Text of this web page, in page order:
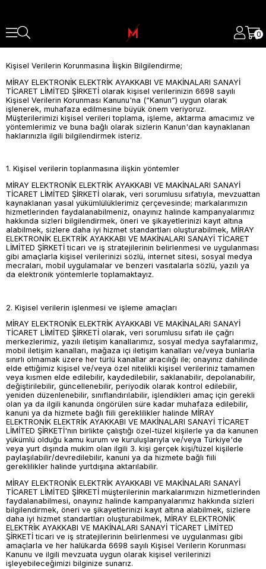
0
Kişisel Verilerin Korunmasına İlişkin Bilgilendirme;
MİRAY ELEKTRONİK ELEKTRİK AYAKKABI VE MAKİNALARI SANAYİ
TİCARET LİMİTED ŞİRKETİ olarak kişisel verilerinizin 6698 sayılı
Kişisel Verilerin Korunması Kanunu'na (“Kanun”) uygun olarak
işlenerek, muhafaza edilmesine büyük önem veriyoruz.
Müşterilerimizi kişisel verileri toplama, işleme, aktarma amacımız ve
yöntemlerimiz ve buna bağlı olarak sizlerin Kanun'dan kaynaklanan
haklarınızla ilgili bilgilendirmek isteriz.
1. Kişisel verilerin toplanmasına ilişkin yöntemler
MİRAY ELEKTRONİK ELEKTRİK AYAKKABI VE MAKİNALARI SANAYİ
TİCARET LİMİTED ŞİRKETİ olarak, veri sorumlusu sıfatıyla, mevzuattan
kaynaklanan yasal yükümlülüklerimiz çerçevesinde; markalarımızın
hizmetlerinden faydalanabilmeniz, onayınız halinde kampanyalarımız
hakkında sizleri bilgilendirmek, öneri ve şikayetlerinizi kayıt altına
alabilmek, sizlere daha iyi hizmet standartları oluşturabilmek, MİRAY
ELEKTRONİK ELEKTRİK AYAKKABI VE MAKİNALARI SANAYİ TİCARET
LİMİTED ŞİRKETİ ticari ve iş stratejilerinin belirlenmesi ve uygulanması
gibi amaçlarla kişisel verilerinizi sözlü, internet sitesi, sosyal medya
mecraları, mobil uygulamalar ve benzeri vasıtalarla sözlü, yazılı ya
da elektronik yöntemlerle toplamaktayız.
2. Kişisel verilerin işlenmesi ve işleme amaçları
MİRAY ELEKTRONİK ELEKTRİK AYAKKABI VE MAKİNALARI SANAYİ
TİCARET LİMİTED ŞİRKETİ olarak, veri sorumlusu sıfatı ile çağrı
merkezlerimiz, yazılı iletişim kanallarımız, sosyal medya sayfalarımız,
mobil iletişim kanalları, mağaza içi iletişim kanalları ve/veya bunlarla
sınırlı olmamak üzere her türlü kanallar aracılığı ile; onayınız dahilinde
elde ettiğimiz kişisel ve/veya özel nitelikli kişisel verileriniz tamamen
veya kısmen elde edilebilir, kaydedilebilir, saklanabilir, depolanabilir,
değiştirilebilir, güncellenebilir, periyodik olarak kontrol edilebilir,
yeniden düzenlenebilir, sınıflandırılabilir, işlendikleri amaç için gerekli
olan ya da ilgili kanunda öngörülen süre kadar muhafaza edilebilir,
kanuni ya da hizmete bağlı fiili gereklilikler halinde MİRAY
ELEKTRONİK ELEKTRİK AYAKKABI VE MAKİNALARI SANAYİ TİCARET
LİMİTED ŞİRKETİ'nın birlikte çalıştığı özel-tüzel kişilerle ya da kanunen
yükümlü olduğu kamu kurum ve kuruluşlarıyla ve/veya Türkiye'de
veya yurt dışında mukim olan ilgili 3. kişi gerçek kişi/tüzel kişilerle
paylaşılabilir/devredilebilir, kanuni ya da hizmete bağlı fiili
gereklilikler halinde yurtdışına aktarılabilir.
MİRAY ELEKTRONİK ELEKTRİK AYAKKABI VE MAKİNALARI SANAYİ
TİCARET LİMİTED ŞİRKETİ müşterilerinin markalarımızın hizmetlerinden
faydalanabilmesi, onayınız halinde kampanyalarımız hakkında sizleri
bilgilendirmek, öneri ve şikayetlerinizi kayıt altına alabilmek, sizlere
daha iyi hizmet standartları oluşturabilmek, MİRAY ELEKTRONİK
ELEKTRİK AYAKKABI VE MAKİNALARI SANAYİ TİCARET LİMİTED
ŞİRKETİ ticari ve iş stratejilerinin belirlenmesi ve uygulanması gibi
amaçlarla ve her halükarda 6698 sayılı Kişisel Verilerin Korunması
Kanunu ve ilgili mevzuata uygun olarak kişisel verilerinizi
işleyebileceğimizi bilginize sunarız.